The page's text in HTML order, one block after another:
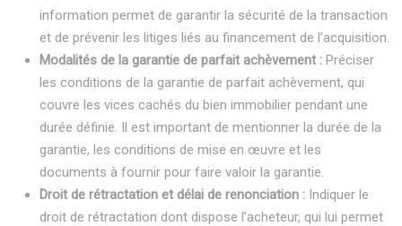
information permet de garantir la sécurité de la transaction
et de prévenir les litiges liés au financement de l’acquisition.
Modalités de la garantie de parfait achèvement : Préciser
les conditions de la garantie de parfait achèvement, qui
couvre les vices cachés du bien immobilier pendant une
durée définie. Il est important de mentionner la durée de la
garantie, les conditions de mise en œuvre et les
documents à fournir pour faire valoir la garantie.
Droit de rétractation et délai de renonciation : Indiquer le
droit de rétractation dont dispose l’acheteur, qui lui permet